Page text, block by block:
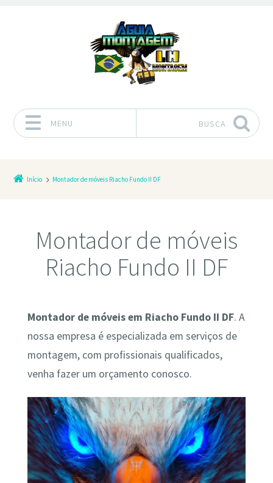
MENU BUSCA
Início Montador de móveis Riacho Fundo II DF
Montador de móveis
Riacho Fundo II DF
Montador de móveis em Riacho Fundo II DF. A
nossa empresa é especializada em serviços de
montagem, com profissionais qualificados,
venha fazer um orçamento conosco.